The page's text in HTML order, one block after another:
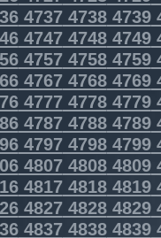
473747384739
474747484749
475747584759
476747684769
477747784779
478747884789
479747984799
480748084809
481748184819
482748284829
483748384839